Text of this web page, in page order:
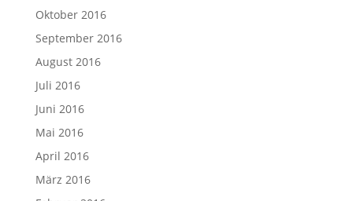
Oktober 2016
September 2016
August 2016
Juli 2016
Juni 2016
Mai 2016
April 2016
März 2016